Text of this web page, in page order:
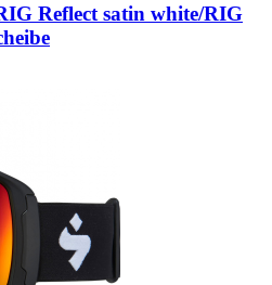
Reflect satin white/RIG